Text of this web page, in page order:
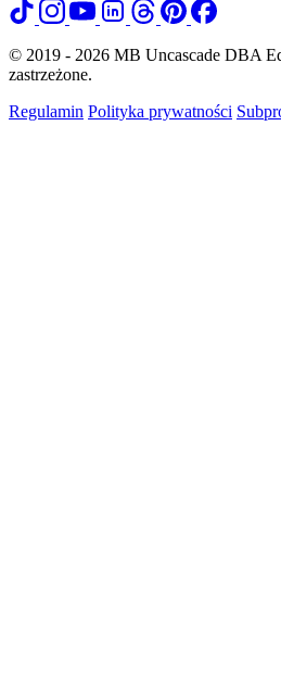
© 2019 - 2026 MB Uncascade DBA
zastrzeżone.
Regulamin Polityka prywatności